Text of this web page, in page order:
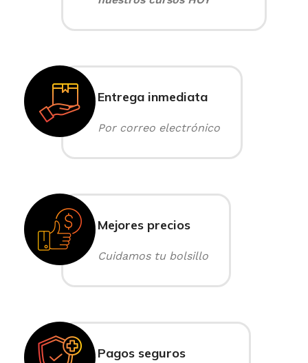
Entrega inmediata
Por correo electrónico
Mejores precios
Cuidamos tu bolsillo
Pagos seguros